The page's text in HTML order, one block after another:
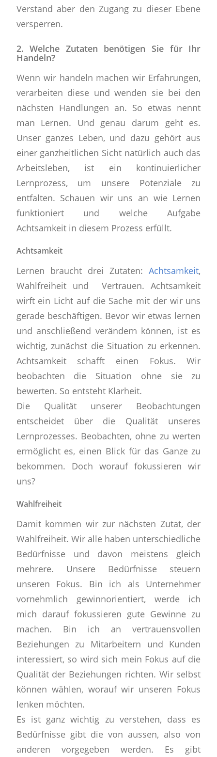
Verstand aber den Zugang zu dieser Ebene
versperren.
2. Welche Zutaten benötigen Sie für Ihr
Handeln?
Wenn wir handeln machen wir Erfahrungen,
verarbeiten diese und wenden sie bei den
nächsten Handlungen an. So etwas nennt
man Lernen. Und genau darum geht es.
Unser ganzes Leben, und dazu gehört aus
einer ganzheitlichen Sicht natürlich auch das
Arbeitsleben, ist ein kontinuierlicher
Lernprozess, um unsere Potenziale zu
entfalten. Schauen wir uns an wie Lernen
funktioniert und welche Aufgabe
Achtsamkeit in diesem Prozess erfüllt.
Achtsamkeit
Lernen braucht drei Zutaten:Achtsamkeit,
Wahlfreiheit und Vertrauen. Achtsamkeit
wirft ein Licht auf die Sache mit der wir uns
gerade beschäftigen. Bevor wir etwas lernen
und anschließend verändern können, ist es
wichtig, zunächst die Situation zu erkennen.
Achtsamkeit schafft einen Fokus. Wir
beobachten die Situation ohne sie zu
bewerten. So entsteht Klarheit.
Die Qualität unserer Beobachtungen
entscheidet über die Qualität unseres
Lernprozesses. Beobachten, ohne zu werten
ermöglicht es, einen Blick für das Ganze zu
bekommen. Doch worauf fokussieren wir
uns?
Wahlfreiheit
Damit kommen wir zur nächsten Zutat, der
Wahlfreiheit. Wir alle haben unterschiedliche
Bedürfnisse und davon meistens gleich
mehrere. Unsere Bedürfnisse steuern
unseren Fokus. Bin ich als Unternehmer
vornehmlich gewinnorientiert, werde ich
mich darauf fokussieren gute Gewinne zu
machen. Bin ich an vertrauensvollen
Beziehungen zu Mitarbeitern und Kunden
interessiert, so wird sich mein Fokus auf die
Qualität der Beziehungen richten. Wir selbst
können wählen, worauf wir unseren Fokus
lenken möchten.
Es ist ganz wichtig zu verstehen, dass es
Bedürfnisse gibt die von aussen, also von
anderen vorgegeben werden. Es gibt